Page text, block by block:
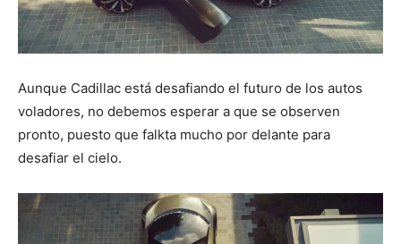
Aunque Cadillac está desafiando el futuro de los autos
voladores, no debemos esperar a que se observen
pronto, puesto que falkta mucho por delante para
desafiar el cielo.